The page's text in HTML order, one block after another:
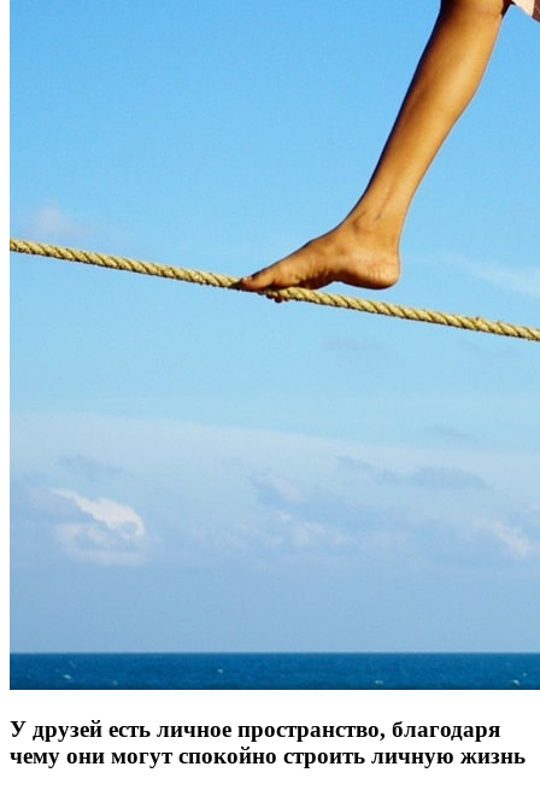
У друзей есть личное пространство, благодаря
чему они могут спокойно строить личную жизнь